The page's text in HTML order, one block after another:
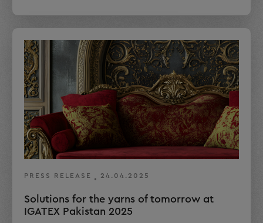
PRESS RELEASE 24.04.2025
Solutions for the yarns of tomorrow at
IGATEX Pakistan 2025